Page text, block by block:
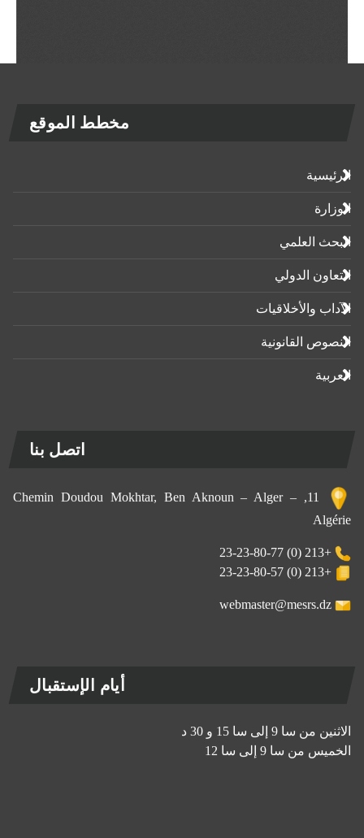
مخطط الموقع
الرئيسية
الوزارة
البحث العلمي
التعاون الدولي
الآداب واﻷخلاقيات
النصوص القانونية
العربية
اتصل بنا
11, Chemin Doudou Mokhtar, Ben Aknoun – Alger –
Algérie
+213 (0) 23-23-80-77
+213 (0) 23-23-80-57
webmaster@mesrs.dz
أيام الإستقبال
الاثنين من سا 9 إلى سا 15 و 30 د
الخميس من سا 9 إلى سا 12